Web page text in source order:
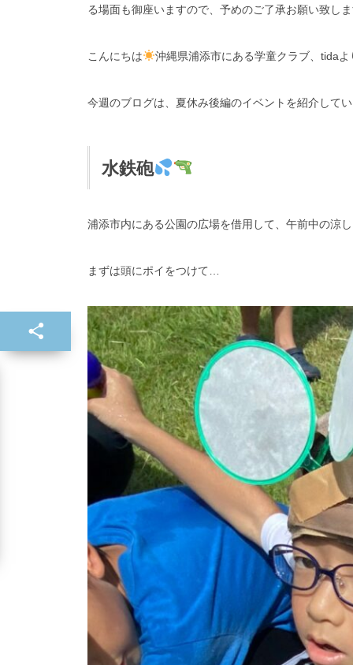
る場面も御座いますので、予めのご了承お願い致し
こんにちは 沖縄県浦添市にある学童クラブ、tida
今週のブログは、夏休み後編のイベントを紹介して
水鉄砲
浦添市内にある公園の広場を借用して、午前中の涼
まずは頭にポイをつけて…